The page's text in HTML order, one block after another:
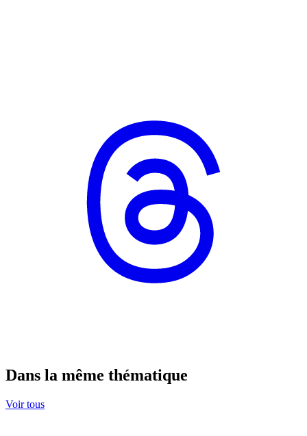
Dans la même thématique
Voir tous